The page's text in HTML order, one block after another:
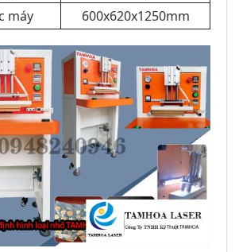
máy
600x620x1250mm